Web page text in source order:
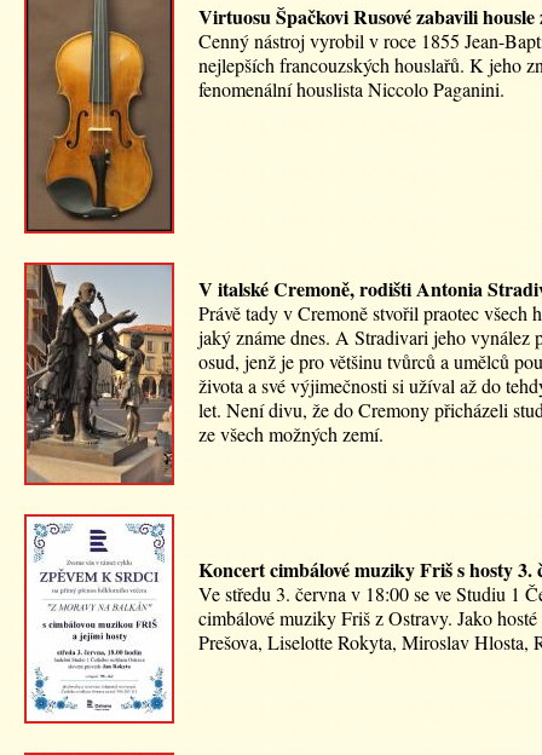
Virtuosu Špačkovi Rusové zabavili
Cenný nástroj vyrobil v roce 1855 Jean-
nejlepších francouzských houslařů. K jeho
fenomenální houslista Niccolo Paganini.
V italské Cremoně, rodišti Antonia
Právě tady v Cremoně stvořil praotec
jaký známe dnes. A Stradivari jeho vynález
osud, jenž je pro většinu tvůrců a umělců
života a své výjimečnosti si užíval až do
let. Není divu, že do Cremony přicházeli
ze všech možných zemí.
Koncert cimbálové muziky Friš s hosty 3.
Ve středu 3. června v 18:00 se ve Studiu 1
cimbálové muziky Friš z Ostravy. Jako
Prešova, Liselotte Rokyta, Miroslav Hlosta,